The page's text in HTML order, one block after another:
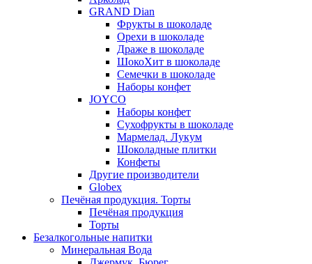
GRAND Dian
Фрукты в шоколаде
Орехи в шоколаде
Драже в шоколаде
ШокоХит в шоколаде
Семечки в шоколаде
Наборы конфет
JOYCO
Наборы конфет
Сухофрукты в шоколаде
Мармелад. Лукум
Шоколадные плитки
Конфеты
Другие производители
Globex
Печёная продукция. Торты
Печёная продукция
Торты
Безалкогольные напитки
Минеральная Вода